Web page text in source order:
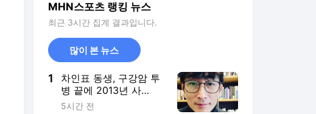
MHN스포츠 랭킹 뉴스
최근 3시간 집계 결과입니다.
많이 본 뉴스
1
차인표 동생, 구강암 투
병 끝에 2013년 사
망…"슬픔 느낄 여유도
5시간 전